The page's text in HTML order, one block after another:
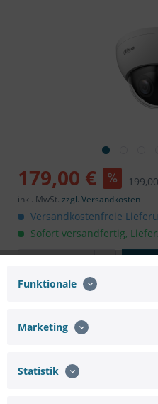
179,00 €
inkl. MwSt. zzgl. Versandkosten
Versandkostenfreie
Sofort versandfertig,
Merken
Funktionale
Marketing
Statistik